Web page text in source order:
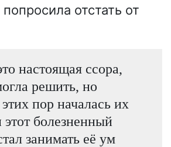
отстать от
настоящая ссора,
решить, но
пор началась их
болезненный
занимать её ум